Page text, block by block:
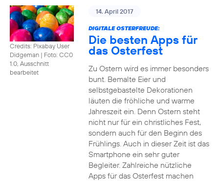
Credits: Pixabay User
Didgeman | Foto: CC0
1.0, Ausschnitt
bearbeitet
14. April 2017
DIGITALE OSTERFREUDE:
Die besten Apps für
das Osterfest
Zu Ostern wird es immer besonders
bunt. Bemalte Eier und
selbstgebastelte Dekorationen
läuten die fröhliche und warme
Jahreszeit ein. Denn Ostern steht
nicht nur für ein christliches Fest,
sondern auch für den Beginn des
Frühlings. Auch in dieser Zeit ist das
Smartphone ein sehr guter
Begleiter. Zahlreiche nützliche
Apps für das Osterfest machen